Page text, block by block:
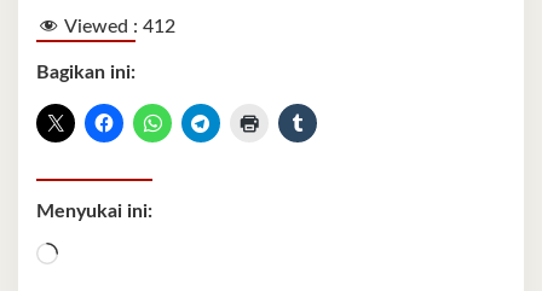
Viewed : 412
Bagikan ini:
Menyukai ini:
Memuat...